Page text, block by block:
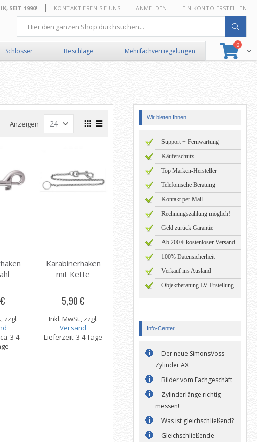
SEIT 1990! KONTAKTIEREN SIE UNS ANMELDEN EIN KONTO ERSTELLEN
0Artikel
Suche
Suche
Schlösser Beschläge Mehrfachverriegelungen
Ansicht
Anzeigen
zzgl.
3-4
Karabinerhaken
mit Kette
5,90 €
Inkl. MwSt., zzgl.
Versand
Lieferzeit: 3-4 Tage
Wir bieten Ihnen
Support + Fernwartung
Käuferschutz
Top Marken-Hersteller
Telefonische Beratung
Kontakt per Mail
Rechnungszahlung möglich!
Geld zurück Garantie
Ab 200 € kostenloser Versand
100% Datensicherheit
Verkauf ins Ausland
Objektberatung LV-Erstellung
Info-Center
Der neue SimonsVoss
Zylinder AX
Bilder vom Fachgeschäft
Zylinderlänge richtig
messen!
Was ist gleichschließend?
Gleichschließende